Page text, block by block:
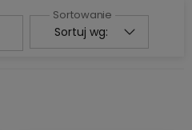
naszej aktualnej oferty lub
Sortuj wg: